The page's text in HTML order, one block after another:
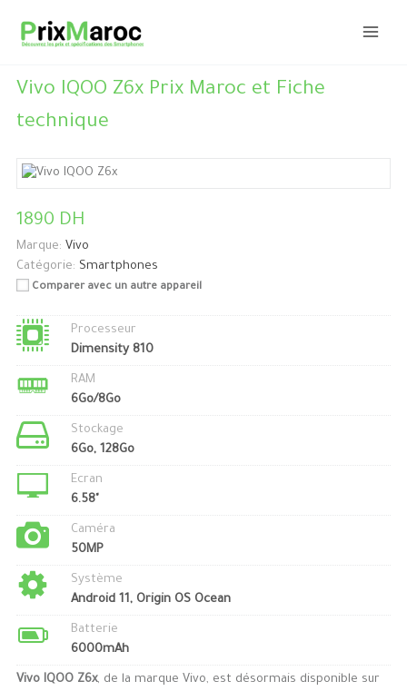
Vivo IQOO Z6x Prix Maroc et Fiche
technique
1890 DH
Marque: Vivo
Catégorie: Smartphones
Comparer avec un autre appareil
Processeur
Dimensity 810
RAM
6Go/8Go
Stockage
6Go, 128Go
Ecran
6.58"
Caméra
50MP
Système
Android 11, Origin OS Ocean
Batterie
6000mAh
Vivo IQOO Z6x, de la marque Vivo, est désormais disponible sur